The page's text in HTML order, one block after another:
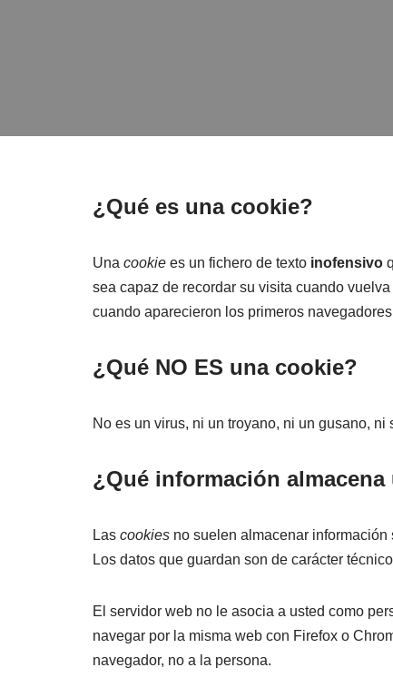
¿Qué es una cookie?
Una cookie es un fichero de texto inofensivo
sea capaz de recordar su visita cuando
cuando aparecieron los primeros
¿Qué NO ES una cookie?
No es un virus, ni un troyano, ni un gusano,
¿Qué información almacena
Las cookies no suelen almacenar
Los datos que guardan son de carácter
El servidor web no le asocia a usted como
navegar por la misma web con Firefox o
navegador, no a la persona.